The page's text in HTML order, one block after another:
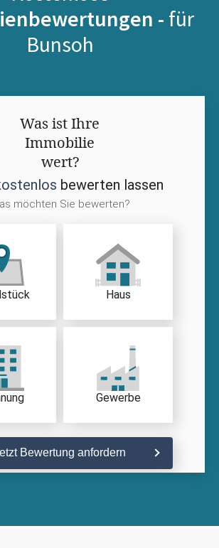
- für
Bunsoh
Was ist Ihre
Immobilie
wert?
bewerten lassen
möchten Sie bewerten?
Haus
Gewerbe
Bewertung anfordern